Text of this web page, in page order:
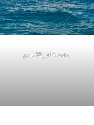
يخت فاخر 82 قدم